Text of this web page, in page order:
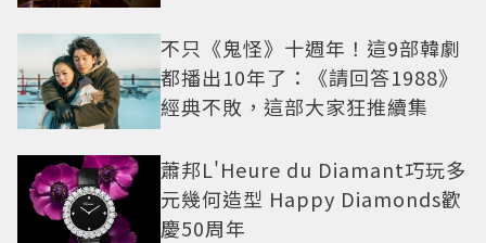
不只《鬼怪》十週年！這9部韓劇
都播出10年了：《請回答1988》
經典不敗，這部大家狂推續集
蕭邦L'Heure du Diamant巧玩多
元幾何造型 Happy Diamonds歡
慶50周年